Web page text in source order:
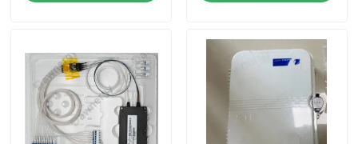
أشرطة فيديو
معلومات عنا